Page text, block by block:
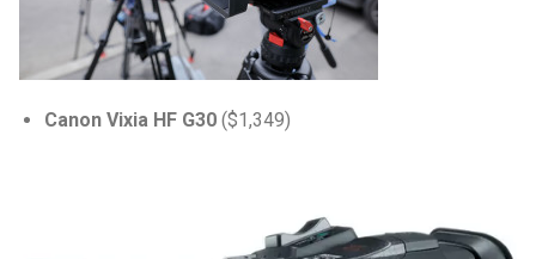
Canon Vixia HF G30($1,349)